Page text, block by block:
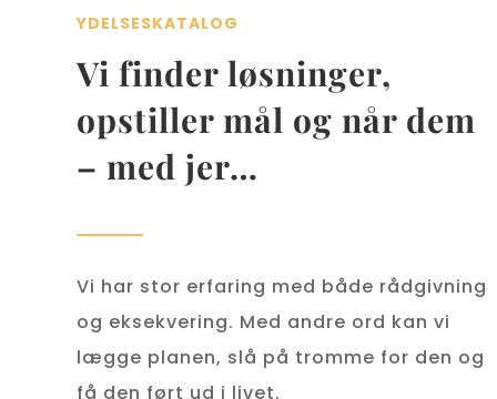
YDELSESKATALOG
Vi finder løsninger,
opstiller mål og når dem
– med jer…
Vi har stor erfaring med både rådgivning
og eksekvering. Med andre ord kan vi
lægge planen, slå på tromme for den og
få den ført ud i livet.